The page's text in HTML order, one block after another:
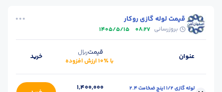
قیمت لوله گازی روکار
بروزرسانی 08:27
1405/5/15
عنوان قیمتریال
با ٪۱۰ ارزش افزوده
خرید
لوله گازی 1/2 اینچ ضخامت 2.4
1,400,000